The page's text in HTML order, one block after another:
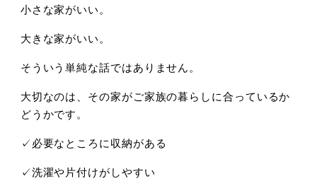
小さな家がいい。
大きな家がいい。
そういう単純な話ではありません。
大切なのは、その家がご家族の暮らしに合っているか
どうかです。
✓必要なところに収納がある
✓洗濯や片付けがしやすい